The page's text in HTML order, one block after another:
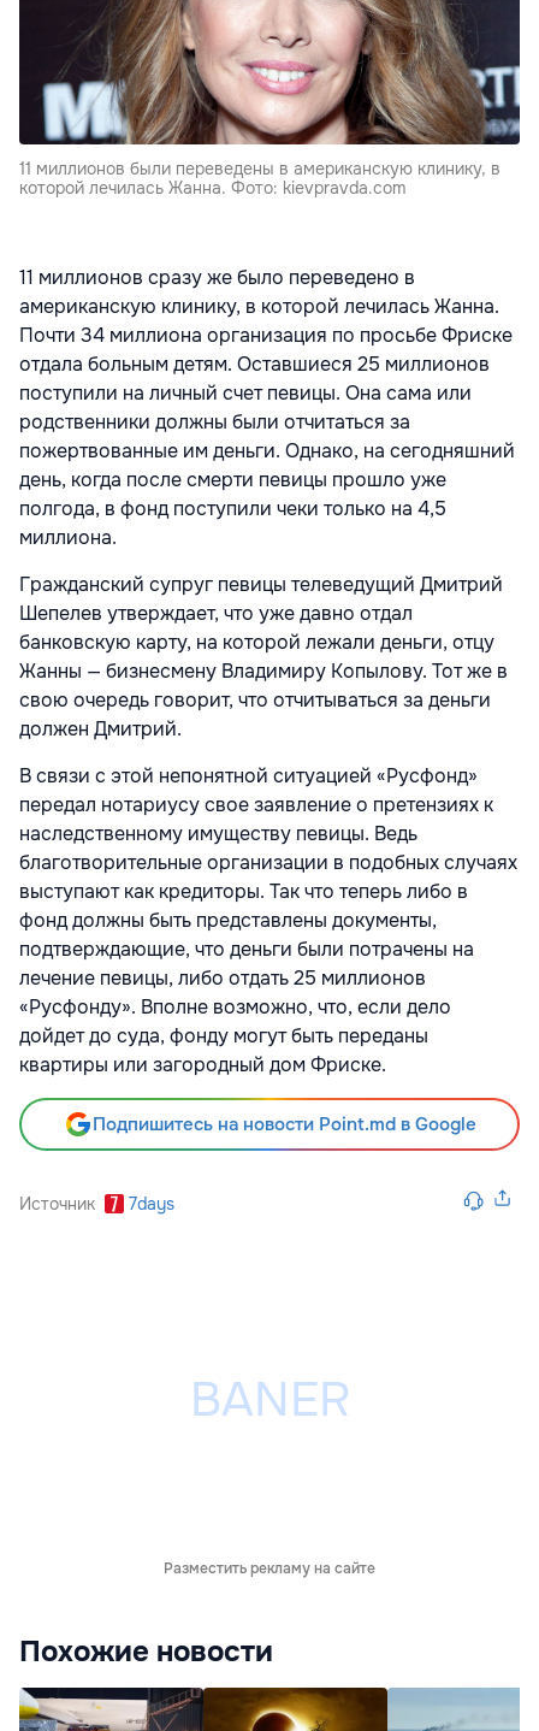
11 миллионов были переведены в американскую клинику, в
которой лечилась Жанна. Фото: kievpravda.com
11 миллионов сразу же было переведено в
американскую клинику, в которой лечилась Жанна.
Почти 34 миллиона организация по просьбе Фриске
отдала больным детям. Оставшиеся 25 миллионов
поступили на личный счет певицы. Она сама или
родственники должны были отчитаться за
пожертвованные им деньги. Однако, на сегодняшний
день, когда после смерти певицы прошло уже
полгода, в фонд поступили чеки только на 4,5
миллиона.
Гражданский супруг певицы телеведущий Дмитрий
Шепелев утверждает, что уже давно отдал
банковскую карту, на которой лежали деньги, отцу
Жанны — бизнесмену Владимиру Копылову. Тот же в
свою очередь говорит, что отчитываться за деньги
должен Дмитрий.
В связи с этой непонятной ситуацией «Русфонд»
передал нотариусу свое заявление о претензиях к
наследственному имуществу певицы. Ведь
благотворительные организации в подобных случаях
выступают как кредиторы. Так что теперь либо в
фонд должны быть представлены документы,
подтверждающие, что деньги были потрачены на
лечение певицы, либо отдать 25 миллионов
«Русфонду». Вполне возможно, что, если дело
дойдет до суда, фонду могут быть переданы
квартиры или загородный дом Фриске.
Подпишитесь на новости Point.md в Google
Источник 7days
Разместить рекламу на сайте
Похожие новости